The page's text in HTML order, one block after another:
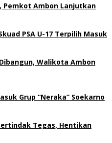
Pemkot Ambon Lanjutkan
PSA U-17 Terpilih Masuk
Walikota Ambon
Grup “Neraka” Soekarno
Tegas, Hentikan